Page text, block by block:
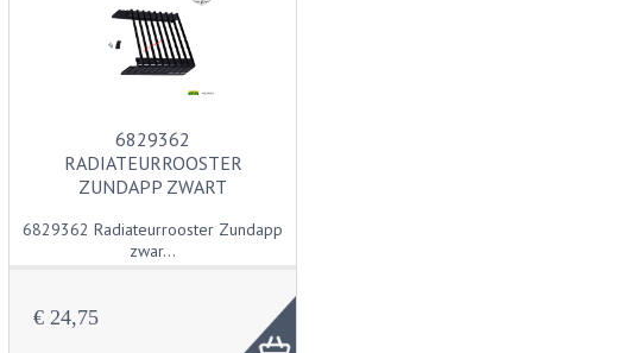
6829362
RADIATEURROOSTER
ZUNDAPP ZWART
6829362 Radiateurrooster Zundapp
zwar...
€ 24,75